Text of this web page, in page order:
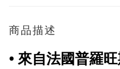
商品描述
• 來自法國普羅